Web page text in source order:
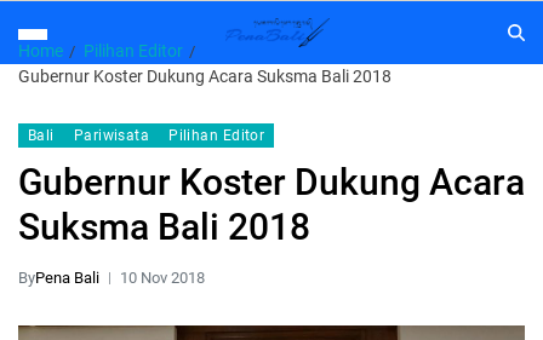
Home
Pilihan Editor
Gubernur Koster Dukung Acara Suksma Bali 2018
Bali Pariwisata Pilihan Editor
Gubernur Koster Dukung Acara
Suksma Bali 2018
ByPena Bali 10 Nov 2018